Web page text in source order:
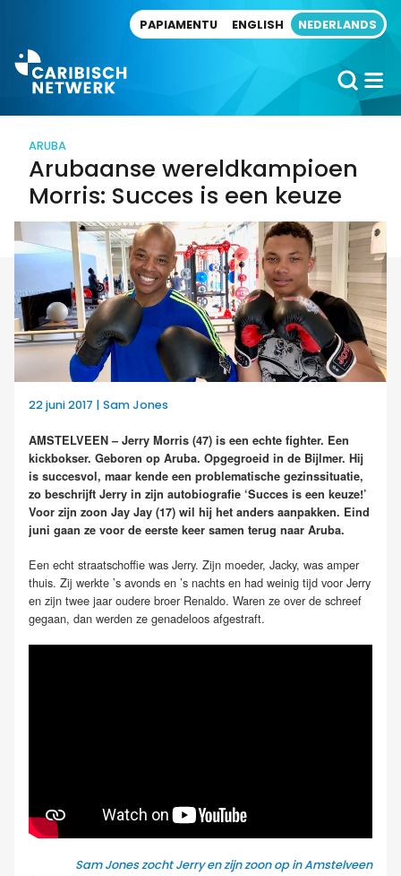
PAPIAMENTU ENGLISH NEDERLANDS
ARUBA
Arubaanse wereldkampioen
Morris: Succes is een keuze
22 juni 2017 | Sam Jones
AMSTELVEEN – Jerry Morris (47) is een echte fighter. Een
kickbokser. Geboren op Aruba. Opgegroeid in de Bijlmer. Hij
is succesvol, maar kende een problematische gezinssituatie,
zo beschrijft Jerry in zijn autobiografie ‘Succes is een keuze!’
Voor zijn zoon Jay Jay (17) wil hij het anders aanpakken. Eind
juni gaan ze voor de eerste keer samen terug naar Aruba.
Een echt straatschoffie was Jerry. Zijn moeder, Jacky, was amper
thuis. Zij werkte ’s avonds en ’s nachts en had weinig tijd voor Jerry
en zijn twee jaar oudere broer Renaldo. Waren ze over de schreef
gegaan, dan werden ze genadeloos afgestraft.
Sam Jones zocht Jerry en zijn zoon op in Amstelveen